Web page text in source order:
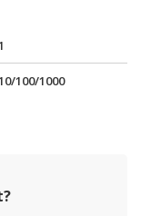
100/1000